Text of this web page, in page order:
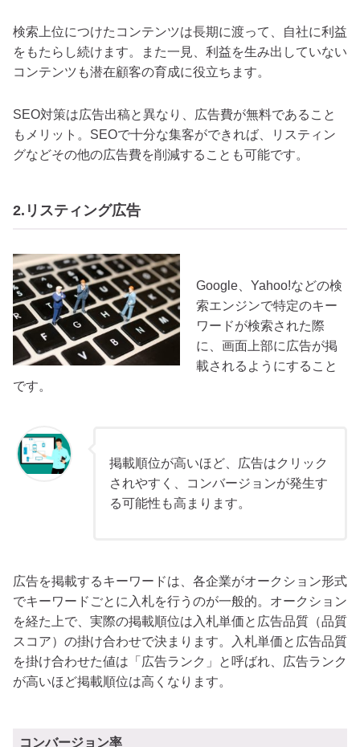
検索上位につけたコンテンツは長期に渡って、自社に利益
をもたらし続けます。また一見、利益を生み出していない
コンテンツも潜在顧客の育成に役立ちます。
SEO対策は広告出稿と異なり、広告費が無料であること
もメリット。SEOで十分な集客ができれば、リスティン
グなどその他の広告費を削減することも可能です。
2.リスティング広告
Google、Yahoo!などの検
索エンジンで特定のキー
ワードが検索された際
に、画面上部に広告が掲
載されるようにすること
です。
掲載順位が高いほど、広告はクリック
されやすく、コンバージョンが発生す
る可能性も高まります。
広告を掲載するキーワードは、各企業がオークション形式
でキーワードごとに入札を行うのが一般的。オークション
を経た上で、実際の掲載順位は入札単価と広告品質（品質
スコア）の掛け合わせで決まります。入札単価と広告品質
を掛け合わせた値は「広告ランク」と呼ばれ、広告ランク
が高いほど掲載順位は高くなります。
コンバージョン率